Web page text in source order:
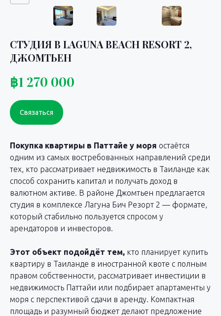
СТУДИЯ В LAGUNA BEACH RESORT 2,
ДЖОМТЬЕН
฿1 270 000
Связаться
Покупка квартиры в Паттайе у моря остаётся
одним из самых востребованных направлений среди
тех, кто рассматривает недвижимость в Таиланде как
способ сохранить капитал и получать доход в
валютном активе. В районе Джомтьен предлагается
студия в комплексе Лагуна Бич Резорт 2 — формате,
который стабильно пользуется спросом у
арендаторов и инвесторов.
Этот объект подойдёт тем, кто планирует купить
квартиру в Таиланде в иностранной квоте с полным
правом собственности, рассматривает инвестиции в
недвижимость Паттайи или подбирает апартаменты у
моря с перспективой сдачи в аренду. Компактная
площадь и разумный бюджет делают предложение